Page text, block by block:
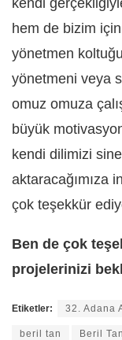
kendi
hem de bizim
yönetmen
yönetmeni veya
omuz omuza
büyük
kendi dilimizi
aktaracağımıza
çok teşekkür
Ben de çok
projelerinizi
Etiketler: 32. Adana
beril tan Beril